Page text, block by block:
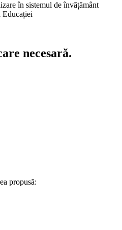
în sistemul de învățământ
necesară.
propusă: